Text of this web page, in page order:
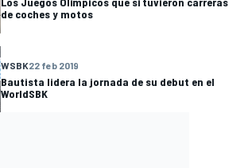
de coches y motos
WSBK22 feb 2019
Bautista lidera la jornada de su debut en el
WorldSBK